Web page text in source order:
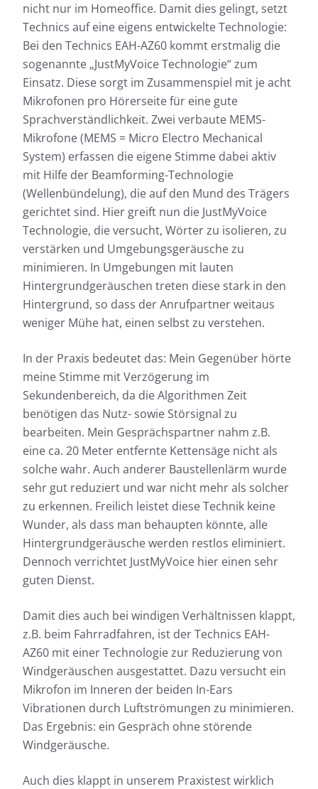
nicht nur im Homeoffice. Damit dies gelingt, setzt
Technics auf eine eigens entwickelte Technologie:
Bei den Technics EAH-AZ60 kommt erstmalig die
sogenannte „JustMyVoice Technologie“ zum
Einsatz. Diese sorgt im Zusammenspiel mit je acht
Mikrofonen pro Hörerseite für eine gute
Sprachverständlichkeit. Zwei verbaute MEMS-
Mikrofone (MEMS = Micro Electro Mechanical
System) erfassen die eigene Stimme dabei aktiv
mit Hilfe der Beamforming-Technologie
(Wellenbündelung), die auf den Mund des Trägers
gerichtet sind. Hier greift nun die JustMyVoice
Technologie, die versucht, Wörter zu isolieren, zu
verstärken und Umgebungsgeräusche zu
minimieren. In Umgebungen mit lauten
Hintergrundgeräuschen treten diese stark in den
Hintergrund, so dass der Anrufpartner weitaus
weniger Mühe hat, einen selbst zu verstehen.
In der Praxis bedeutet das: Mein Gegenüber hörte
meine Stimme mit Verzögerung im
Sekundenbereich, da die Algorithmen Zeit
benötigen das Nutz- sowie Störsignal zu
bearbeiten. Mein Gesprächspartner nahm z.B.
eine ca. 20 Meter entfernte Kettensäge nicht als
solche wahr. Auch anderer Baustellenlärm wurde
sehr gut reduziert und war nicht mehr als solcher
zu erkennen. Freilich leistet diese Technik keine
Wunder, als dass man behaupten könnte, alle
Hintergrundgeräusche werden restlos eliminiert.
Dennoch verrichtet JustMyVoice hier einen sehr
guten Dienst.
Damit dies auch bei windigen Verhältnissen klappt,
z.B. beim Fahrradfahren, ist der Technics EAH-
AZ60 mit einer Technologie zur Reduzierung von
Windgeräuschen ausgestattet. Dazu versucht ein
Mikrofon im Inneren der beiden In-Ears
Vibrationen durch Luftströmungen zu minimieren.
Das Ergebnis: ein Gespräch ohne störende
Windgeräusche.
Auch dies klappt in unserem Praxistest wirklich